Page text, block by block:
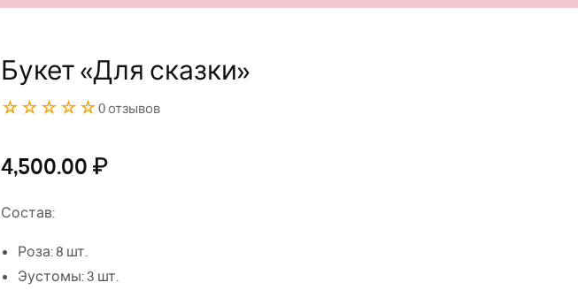
Букет «Для сказки»
☆☆☆☆☆0 отзывов
4,500.00 ₽
Состав:
Роза: 8 шт.
Эустомы: 3 шт.